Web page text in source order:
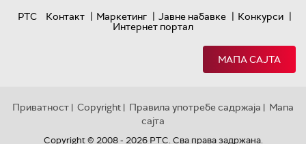
РТС
Контакт | Маркетинг | Јавне набавке | Конкурси |
Интернет портал
МАПА САЈТА
Приватност | Copyright | Правила употребе садржаја | Мапа
сајта
Copyright © 2008 - 2026 РТС. Сва права задржана.